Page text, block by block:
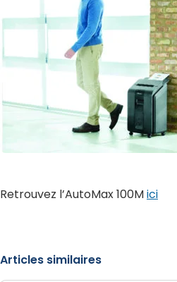
Retrouvez l’AutoMax 100Mici
Articles similaires